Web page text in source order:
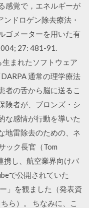
感覚で，エネルギーが
ンドロゲン除去療法・
ゴメーターを用いた有
27: 481-91.
まれたソフトウェア
通常の理学療法
者の舌から脳に送るこ
険者が、ブロンズ・シ
な感情が行動を導いた
地雷除去のための、ネ
ック長官（Tom
携し、航空業界向けバ
で公開されていた
」を観ました（発表資
ら）。 ちなみに、こ